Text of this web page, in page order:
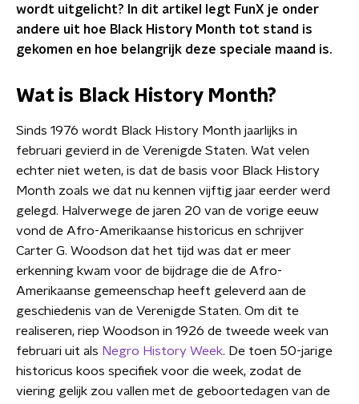
wordt uitgelicht? In dit artikel legt FunX je onder
andere uit hoe Black History Month tot stand is
gekomen en hoe belangrijk deze speciale maand is.
Wat is Black History Month?
Sinds 1976 wordt Black History Month jaarlijks in
februari gevierd in de Verenigde Staten. Wat velen
echter niet weten, is dat de basis voor Black History
Month zoals we dat nu kennen vijftig jaar eerder werd
gelegd. Halverwege de jaren 20 van de vorige eeuw
vond de Afro-Amerikaanse historicus en schrijver
Carter G. Woodson dat het tijd was dat er meer
erkenning kwam voor de bijdrage die de Afro-
Amerikaanse gemeenschap heeft geleverd aan de
geschiedenis van de Verenigde Staten. Om dit te
realiseren, riep Woodson in 1926 de tweede week van
februari uit als Negro History Week. De toen 50-jarige
historicus koos specifiek voor die week, zodat de
viering gelijk zou vallen met de geboortedagen van de